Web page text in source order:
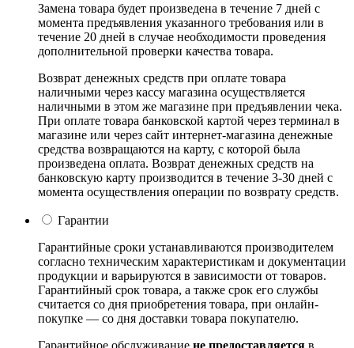
Замена товара будет произведена в течение 7 дней с
момента предъявления указанного требования или в
течение 20 дней в случае необходимости проведения
дополнительной проверки качества товара.
Возврат денежных средств при оплате товара
наличными через кассу магазина осуществляется
наличными в этом же магазине при предъявлении чека.
При оплате товара банковской картой через терминал в
магазине или через сайт интернет-магазина денежные
средства возвращаются на карту, с которой была
произведена оплата. Возврат денежных средств на
банковскую карту производится в течение 3-30 дней с
момента осуществления операции по возврату средств.
Гарантии
Гарантийные сроки устанавливаются производителем
согласно техническим характеристикам и документации
продукции и варьируются в зависимости от товаров.
Гарантийный срок товара, а также срок его службы
считается со дня приобретения товара, при онлайн-
покупке — со дня доставки товара покупателю.
Гарантийное обслуживание не предоставляется в